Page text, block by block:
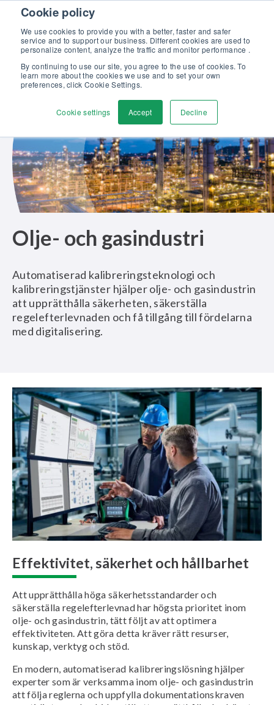
Cookie policy
We use cookies to provide you with a better, faster and safer
service and to support our business. Different cookies are used to
personalize content, analyze the traffic and monitor performance .
By continuing to use our site, you agree to the use of cookies. To
learn more about the cookies we use and to set your own
preferences, click Cookie Settings.
Cookie settings Accept Decline
Skip to content
Upptäck vår nya broschyr Beamex-lösningar för enastående
Kontakta oss
Olje- och gasindustri
Automatiserad kalibreringsteknologi och
kalibreringstjänster hjälper olje- och gasindustrin
att upprätthålla säkerheten, säkerställa
regelefterlevnaden och få tillgång till fördelarna
med digitalisering.
Effektivitet, säkerhet och hållbarhet
Att upprätthålla höga säkerhetsstandarder och
säkerställa regelefterlevnad har högsta prioritet inom
olje- och gasindustrin, tätt följt av att optimera
effektiviteten. Att göra detta kräver rätt resurser,
kunskap, verktyg och stöd.
En modern, automatiserad kalibreringslösning hjälper
experter som är verksamma inom olje- och gasindustrin
att följa reglerna och uppfylla dokumentationskraven